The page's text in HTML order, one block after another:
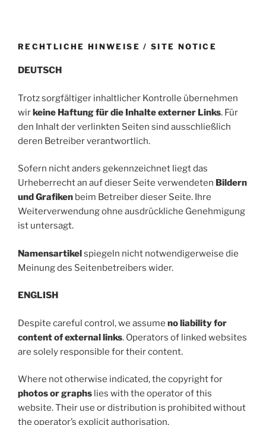
RECHTLICHE HINWEISE / SITE NOTICE
DEUTSCH
Trotz sorgfältiger inhaltlicher Kontrolle übernehmen
wirkeine Haftung für die Inhalte externer Links. Für
den Inhalt der verlinkten Seiten sind ausschließlich
deren Betreiber verantwortlich.
Sofern nicht anders gekennzeichnet liegt das
Urheberrecht an auf dieser Seite verwendeten Bildern
und Grafiken beim Betreiber dieser Seite. Ihre
Weiterverwendung ohne ausdrückliche Genehmigung
ist untersagt.
Namensartikelspiegeln nicht notwendigerweise die
Meinung des Seitenbetreibers wider.
ENGLISH
Despite careful control, we assume no liability for
content of external links. Operators of linked websites
are solely responsible for their content.
Where not otherwise indicated, the copyright for
photos or graphs lies with the operator of this
website. Their use or distribution is prohibited without
the operator’s explicit authorisation.